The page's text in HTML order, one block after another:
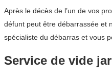
Après le décès de l’un de vos
défunt peut être débarrassée et
spécialiste du débarras et vous
Service de vide